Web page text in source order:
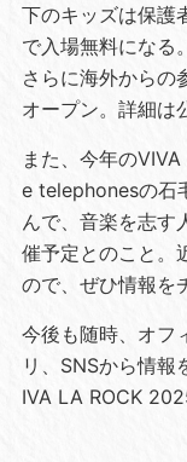
下のキッズは保護
で⼊場無料になる。
さらに海外からの
オープン。詳細は
また、今年の
e telephonesの⽯
んで、⾳楽を志す
催予定とのこと。
ので、ぜひ情報を
今後も随時、オフ
リ、SNSから情報
IVA LA ROCK